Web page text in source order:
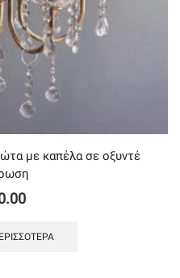
με καπέλα σε οξυντέ